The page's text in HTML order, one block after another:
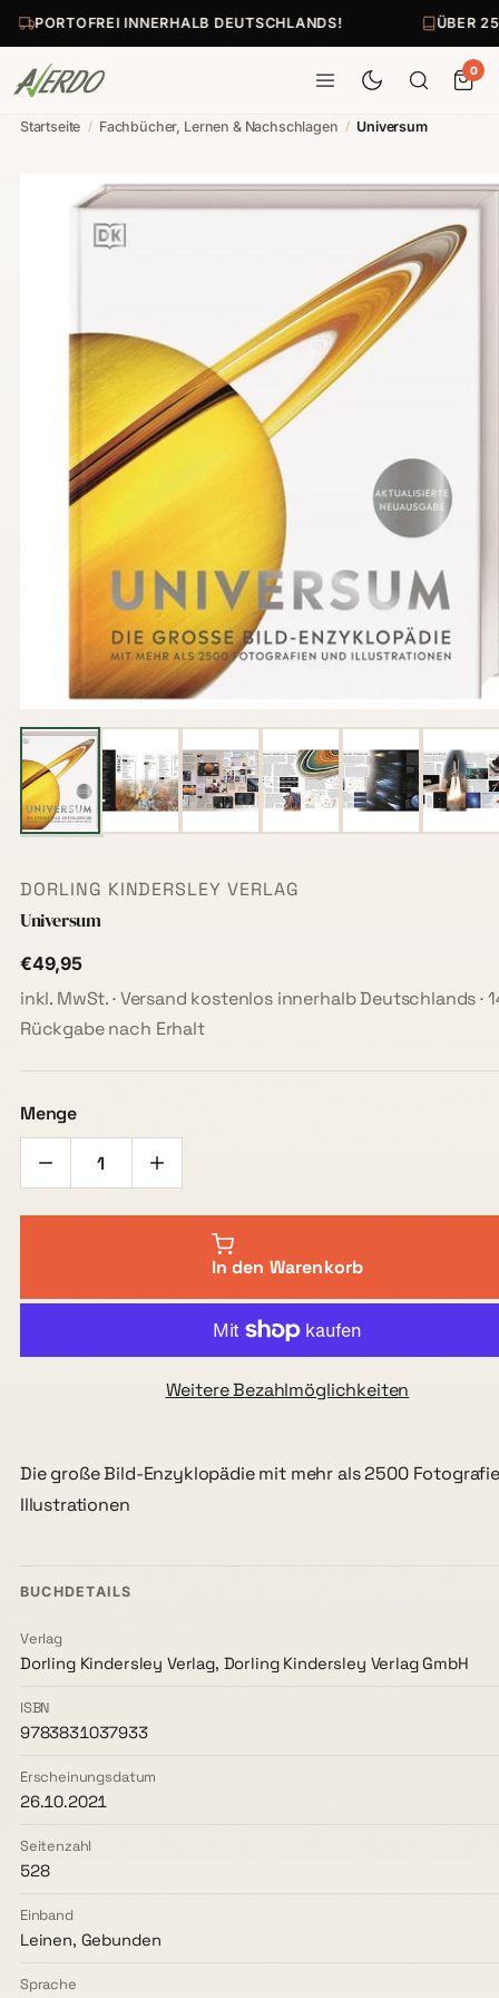
PORTOFREI INNERHALB DEUTSCHLANDS! ÜBER
0
Startseite / Fachbücher, Lernen & Nachschlagen / Universum
DORLING KINDERSLEY VERLAG
Universum
€49,95
inkl. MwSt. · Versand kostenlos innerhalb Deutschlands ·
Rückgabe nach Erhalt
Menge
In den Warenkorb
Weitere Bezahlmöglichkeiten
Die große Bild-Enzyklopädie mit mehr als 2500
Illustrationen
BUCHDETAILS
Verlag
Dorling Kindersley Verlag, Dorling Kindersley Verlag GmbH
ISBN
9783831037933
Erscheinungsdatum
26.10.2021
Seitenzahl
528
Einband
Leinen, Gebunden
Sprache